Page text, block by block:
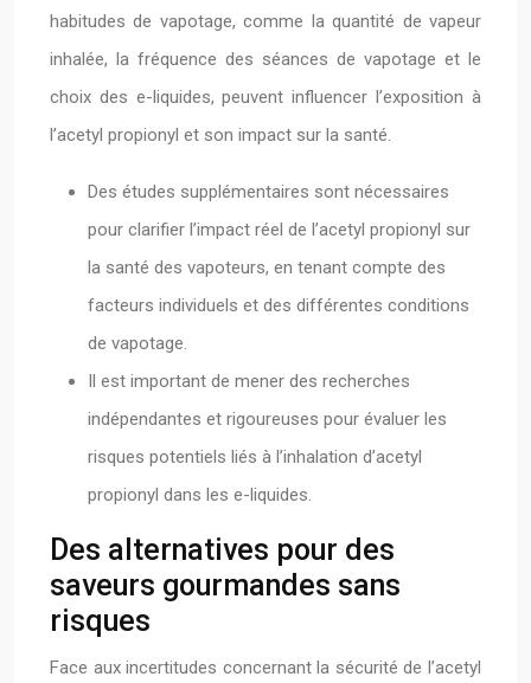
habitudes de vapotage, comme la quantité de vapeur
inhalée, la fréquence des séances de vapotage et le
choix des e-liquides, peuvent influencer l’exposition à
l’acetyl propionyl et son impact sur la santé.
Des études supplémentaires sont nécessaires
pour clarifier l’impact réel de l’acetyl propionyl sur
la santé des vapoteurs, en tenant compte des
facteurs individuels et des différentes conditions
de vapotage.
Il est important de mener des recherches
indépendantes et rigoureuses pour évaluer les
risques potentiels liés à l’inhalation d’acetyl
propionyl dans les e-liquides.
Des alternatives pour des
saveurs gourmandes sans
risques
Face aux incertitudes concernant la sécurité de l’acetyl